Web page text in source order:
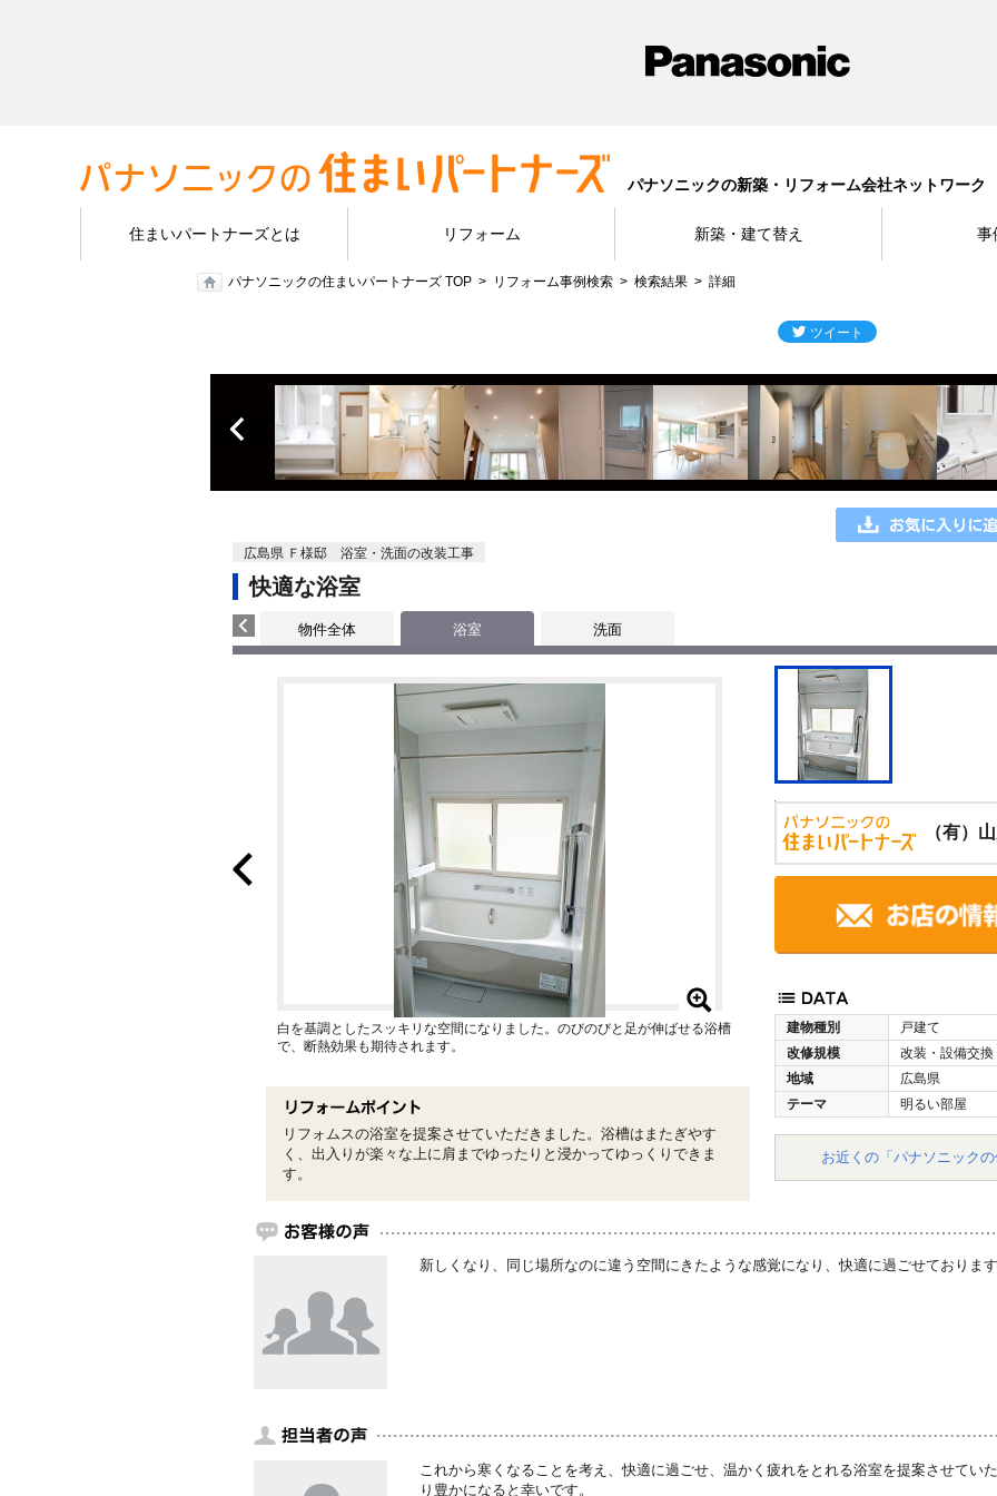
パナソニックの新築・リフォーム会社ネットワーク
住まいパートナーズとは リフォーム 新築・建て替え 事
パナソニックの住まいパートナーズ TOP リフォーム事例検索 検索結果 詳細
広島県 Ｆ様邸 浴室・洗面の改装工事
快適な浴室
物件全体 浴室 洗面
（有）
建物種別
戸建て
改修規模
改装・設備交換
地域
広島県
テーマ
明るい部屋
お近くの「パナソニック
白を基調としたスッキリな空間になりました。のびのびと足が伸ばせる浴槽
で、断熱効果も期待されます。
リフォムスの浴室を提案させていただきました。浴槽はまたぎやす
く、出入りが楽々な上に肩までゆったりと浸かってゆっくりできま
す。
新しくなり、同じ場所なのに違う空間にきたような感覚になり、快適に過ごせておりま
これから寒くなることを考え、快適に過ごせ、温かく疲れをとれる浴室を提案させてい
り豊かになると幸いです。